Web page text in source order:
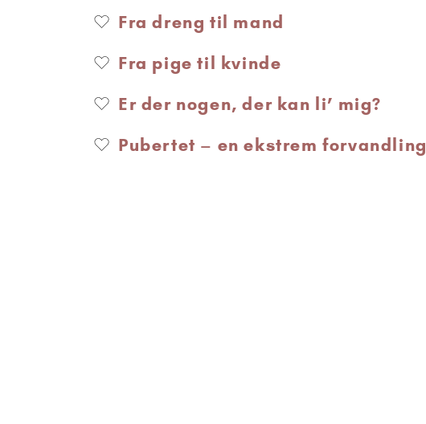
Fra dreng til mand
Fra pige til kvinde
Er der nogen, der kan li’ mig?
Pubertet – en ekstrem forvandling